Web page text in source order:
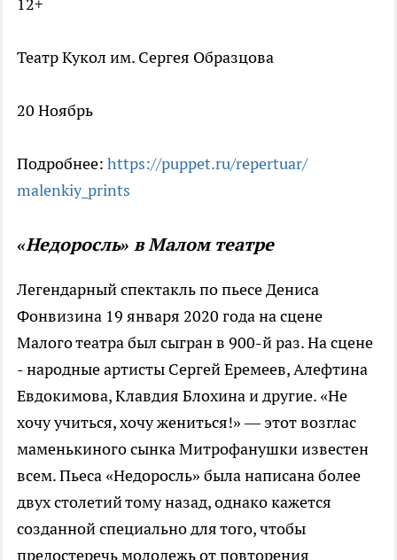
12+
Театр Кукол им. Сергея Образцова
20 Ноябрь
Подробнее: https://puppet.ru/repertuar/
malenkiy_prints
«Недоросль» в Малом театре
Легендарный спектакль по пьесе Дениса
Фонвизина 19 января 2020 года на сцене
Малого театра был сыгран в 900-й раз. На сцене
- народные артисты Сергей Еремеев, Алефтина
Евдокимова, Клавдия Блохина и другие. «Не
хочу учиться, хочу жениться!» — этот возглас
маменькиного сынка Митрофанушки известен
всем. Пьеса «Недоросль» была написана более
двух столетий тому назад, однако кажется
созданной специально для того, чтобы
предостеречь молодежь от повторения